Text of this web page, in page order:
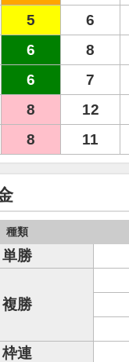
5 6
6 8
6 7
8 12
8 11
種類
単勝
複勝
枠連